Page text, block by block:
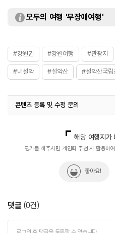
모두의 여행 '무장애여행'
#강원권 #강원여행 #관광지
#내설악 #설악산 #설악산국립
콘텐츠 등록 및 수정 문의
해당 여행지가
평가를 해주시면 개인화 추천 시 활용하
좋아요!
댓글 (0건)